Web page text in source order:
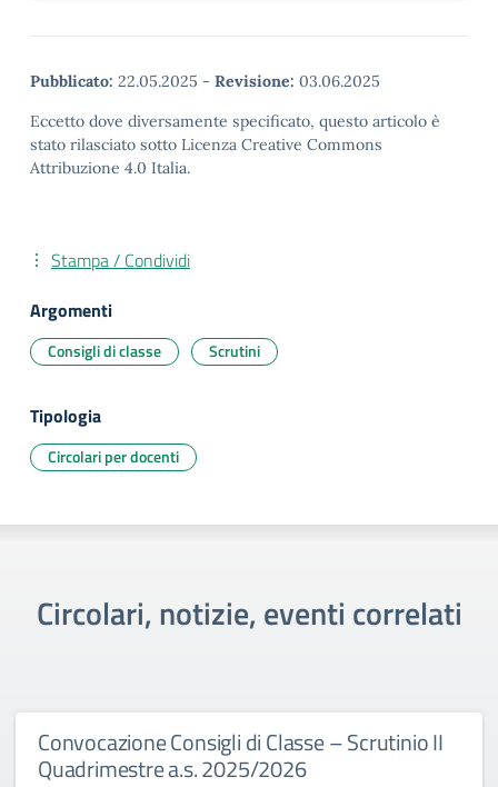
Pubblicato: 22.05.2025 - Revisione: 03.06.2025
Eccetto dove diversamente specificato, questo articolo è
stato rilasciato sotto Licenza Creative Commons
Attribuzione 4.0 Italia.
Stampa / Condividi
Argomenti
Consigli di classe Scrutini
Tipologia
Circolari per docenti
Circolari, notizie, eventi correlati
Convocazione Consigli di Classe – Scrutinio II
Quadrimestre a.s. 2025/2026